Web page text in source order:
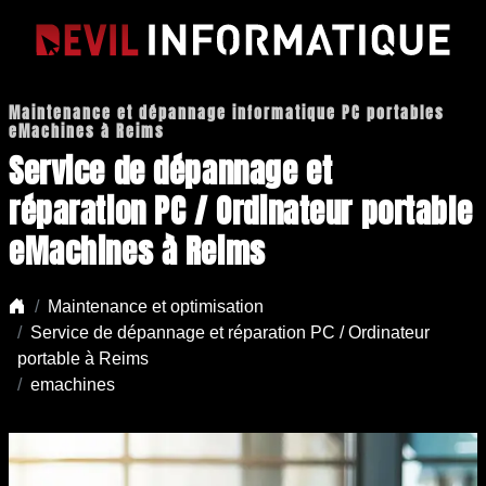
Maintenance et dépannage informatique PC portables
eMachines à Reims
Service de dépannage et
réparation PC / Ordinateur portable
eMachines à Reims
Maintenance et optimisation
Service de dépannage et réparation PC / Ordinateur
portable à Reims
emachines